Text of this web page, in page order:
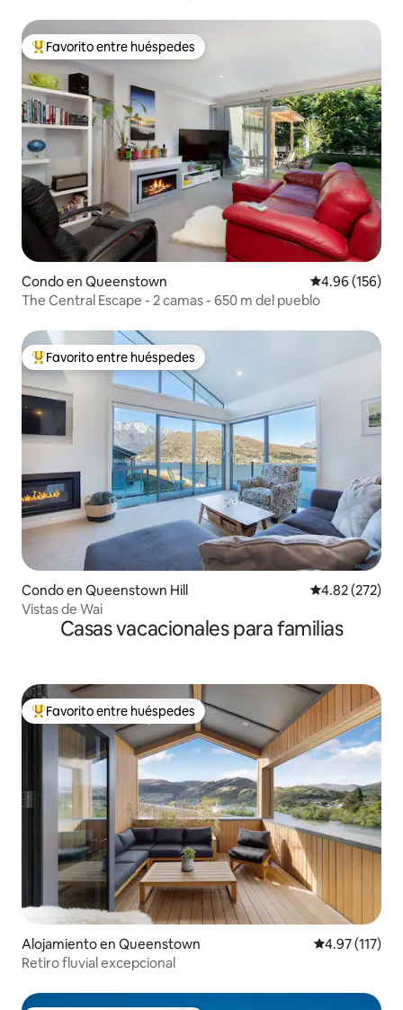
Favorito entre huéspedes preferido
Favorito entre huéspedes
Condo en Queenstown Calificación
4.96 (156)
The Central Escape - 2 camas - 650 m del pueblo
Favorito entre huéspedes preferido
Favorito entre huéspedes
Condo en Queenstown Hill Calificación
4.82 (272)
Vistas de Wai
Casas vacacionales para familias
Favorito entre huéspedes preferido
Favorito entre huéspedes
Alojamiento en Queenstown Calificación
4.97 (117)
Retiro fluvial excepcional